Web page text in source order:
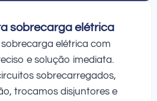
sobrecarga elétrica
elétrica com
e solução imediata.
sobrecarregados,
trocamos disjuntores e